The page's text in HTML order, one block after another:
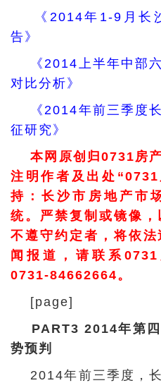
《2014年1-9月长
告》
《2014上半年中部
对比分析》
《2014年前三季度
征研究》
本网原创归0731房
注明作者及出处
持：长沙市房地产市
统。严禁复制或镜像，
不遵守约定者，将依
闻报道，请联系
0731-84662664。
[page]
PART3 2014年第
势预判
2014年前三季度，长